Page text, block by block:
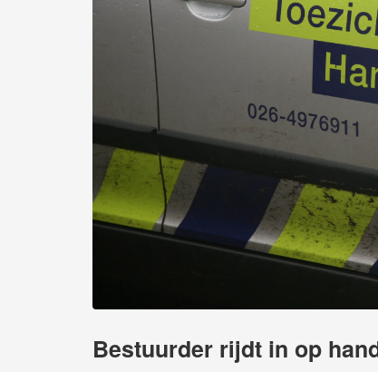
Bestuurder rijdt in op